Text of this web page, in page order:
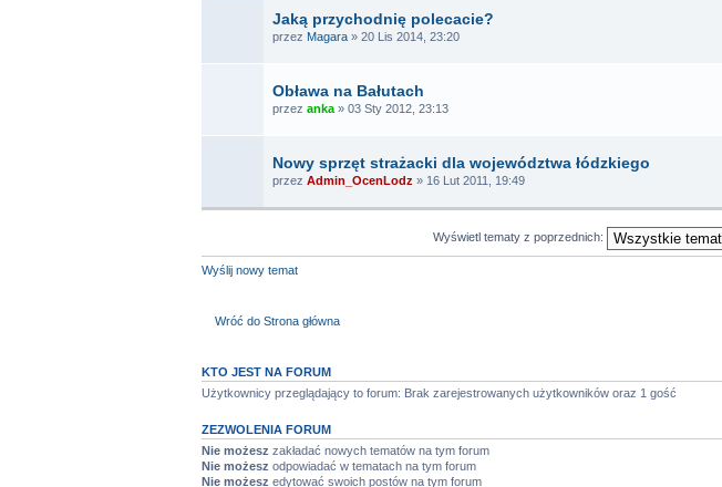
Jaką przychodnię polecacie?
przez Magara » 20 Lis 2014, 23:20
Obława na Bałutach
przez anka » 03 Sty 2012, 23:13
Nowy sprzęt strażacki dla województwa łódzkiego
przez Admin_OcenLodz » 16 Lut 2011, 19:49
Wyświetl tematy z poprzednich:
Wyślij nowy temat
Wróć do Strona główna
KTO JEST NA FORUM
Użytkownicy przeglądający to forum: Brak zarejestrowanych użytkowników oraz 1 gość
ZEZWOLENIA FORUM
Nie możesz zakładać nowych tematów na tym forum
Nie możesz odpowiadać w tematach na tym forum
Nie możesz edytować swoich postów na tym forum